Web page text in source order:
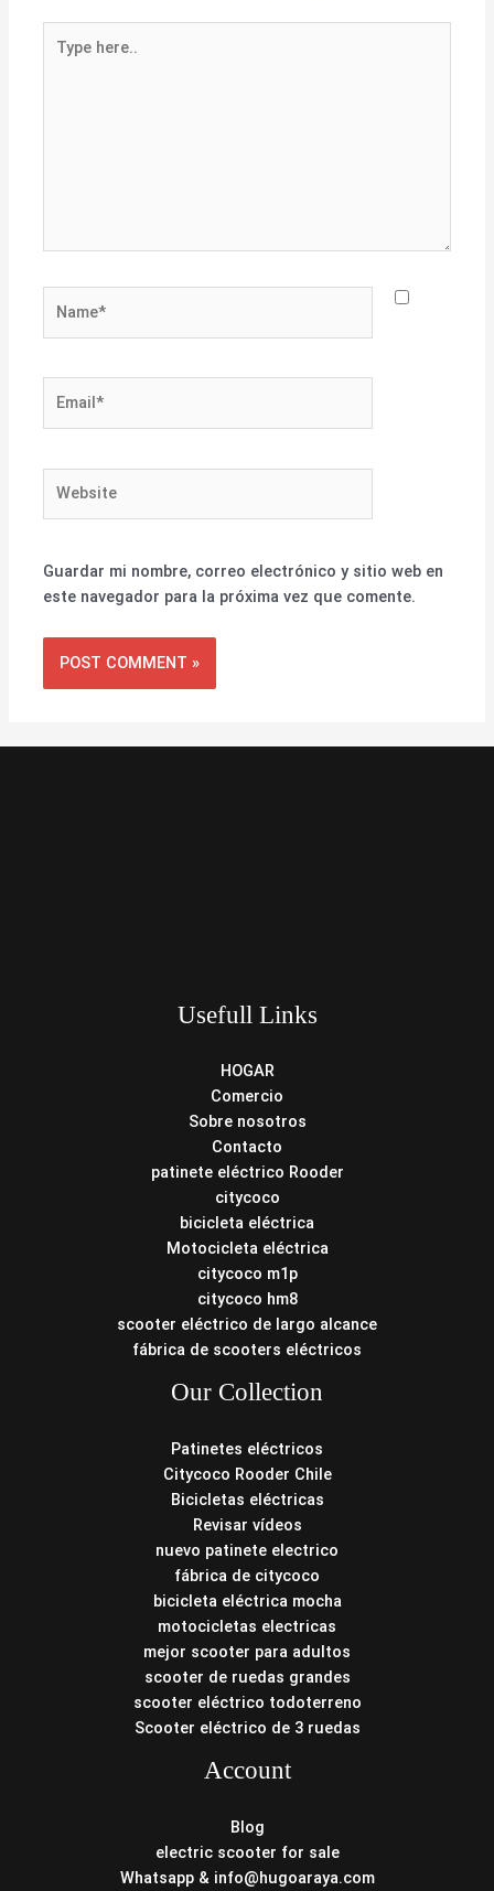
here..
Guardar mi nombre, correo electrónico y sitio web en
este navegador para la próxima vez que comente.
Usefull Links
HOGAR
Comercio
Sobre nosotros
Contacto
patinete eléctrico Rooder
citycoco
bicicleta eléctrica
Motocicleta eléctrica
citycoco m1p
citycoco hm8
scooter eléctrico de largo alcance
fábrica de scooters eléctricos
Our Collection
Patinetes eléctricos
Citycoco Rooder Chile
Bicicletas eléctricas
Revisar vídeos
nuevo patinete electrico
fábrica de citycoco
bicicleta eléctrica mocha
motocicletas electricas
mejor scooter para adultos
scooter de ruedas grandes
scooter eléctrico todoterreno
Scooter eléctrico de 3 ruedas
Account
Blog
electric scooter for sale
Whatsapp & info@hugoaraya.com